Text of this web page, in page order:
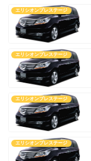
エリシオンプレステージ
エリシオンプレステージ
エリシオンプレステージ
エリシオンプレステージ